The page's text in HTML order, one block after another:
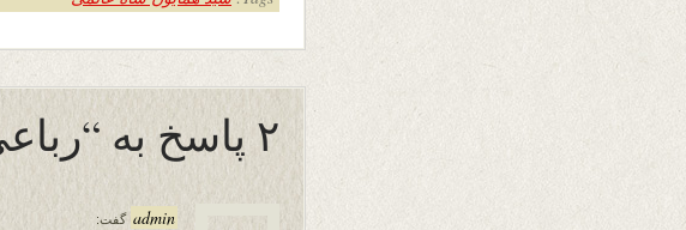
۲ پاسخ به “رباعی :”
admin گفت: